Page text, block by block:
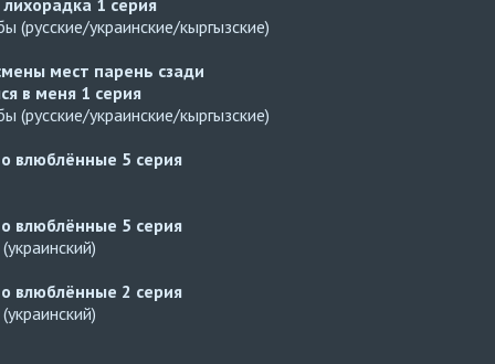
1 серия
(русские/украинские/кыргызские)
мест парень сзади
в меня 1 серия
(русские/украинские/кыргызские)
влюблённые 5 серия
влюблённые 5 серия
влюблённые 2 серия